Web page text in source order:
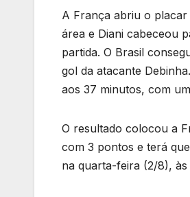
o
o
k
p
p
m
A França abriu o
área e Diani cabeceou
partida. O Brasil
gol da atacante
aos 37 minutos, com
O resultado colocou a
com 3 pontos e terá
na quarta-feira (2/8),